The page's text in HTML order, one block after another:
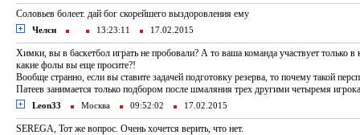
Соловьев болеет. дай бог скорейшего выздоровления ему
Челси 13:23:11 17.02.2015
Химки, вы в баскетбол играть не пробовали? А то ваша команда участвует только в
какие фолы вы еще просите?!
Вообще странно, если вы ставите задачей подготовку резерва, то почему такой
Патеев занимается только подбором после шмаляния трех другими четыремя
Leon33 Москва 09:52:02 17.02.2015
SEREGA, Тот же вопрос. Очень хочется верить, что нет.